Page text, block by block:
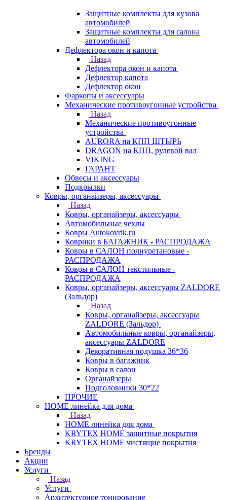
Защитные комплекты для кузова
автомобилей
Защитные комплекты для салона
автомобилей
Дефлектора окон и капота
Назад
Дефлектора окон и капота
Дефлектор капота
Дефлектор окон
Фаркопы и аксессуары
Механические противоугонные устройства
Назад
Механические противоугонные
устройства
AURORA на КПП ШТЫРЬ
DRAGON на КПП, рулевой вал
VIKING
ГАРАНТ
Обвесы и аксессуары
Подкрылки
Ковры, органайзеры, аксессуары
Назад
Ковры, органайзеры, аксессуары
Автомобильные чехлы
Ковры Autokovrik.ru
Коврики в БАГАЖНИК - РАСПРОДАЖА
Ковры в САЛОН полиуретановые -
РАСПРОДАЖА
Ковры в САЛОН текстильные -
РАСПРОДАЖА
Ковры, органайзеры, аксессуары ZALDORE
(Зальдор)
Назад
Ковры, органайзеры, аксессуары
ZALDORE (Зальдор)
Автомобильные ковры, органайзеры,
аксессуары ZALDORE
Декоративная подушка 36*36
Ковры в багажник
Ковры в салон
Органайзеры
Подголовники 30*22
ПРОЧИЕ
HOME линейка для дома
Назад
HOME линейка для дома
KRYTEX HOME защитные покрытия
KRYTEX HOME чистящие покрытия
Бренды
Акции
Услуги
Назад
Услуги
Архитектурное тонирование